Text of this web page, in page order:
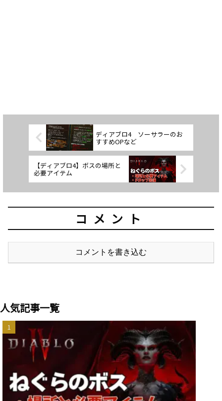
ディアブロ4 ソーサラーのお
すすめOPなど
【ディアブロ4】ボスの場所と
必要アイテム
コメント
コメントを書き込む
人気記事一覧